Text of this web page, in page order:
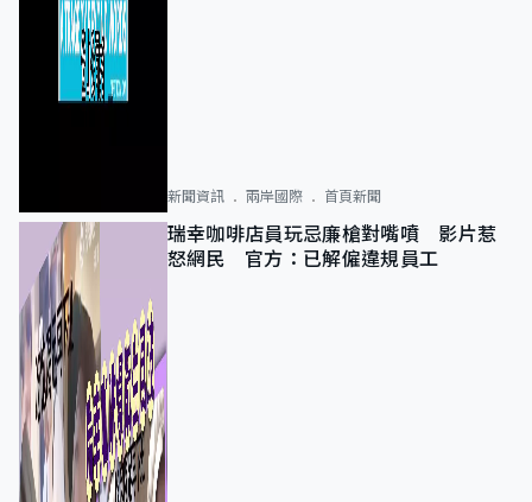
新聞資訊 兩岸國際 首頁新聞
瑞幸咖啡店員玩忌廉槍對嘴噴 影片惹
怒網民 官方：已解僱違規員工